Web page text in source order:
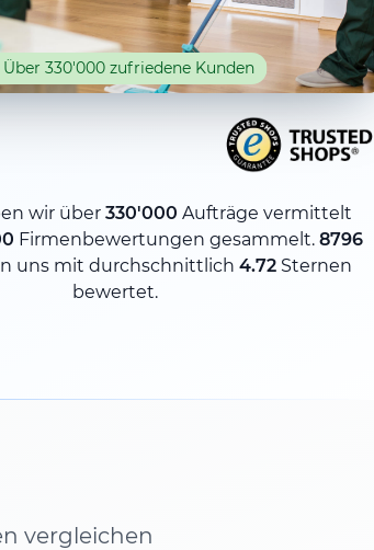
Über 330'000 zufriedene Kunden
wir über 330'000 Aufträge vermittelt
Firmenbewertungen gesammelt. 8796
uns mit durchschnittlich 4.72Sternen
bewertet.
vergleichen